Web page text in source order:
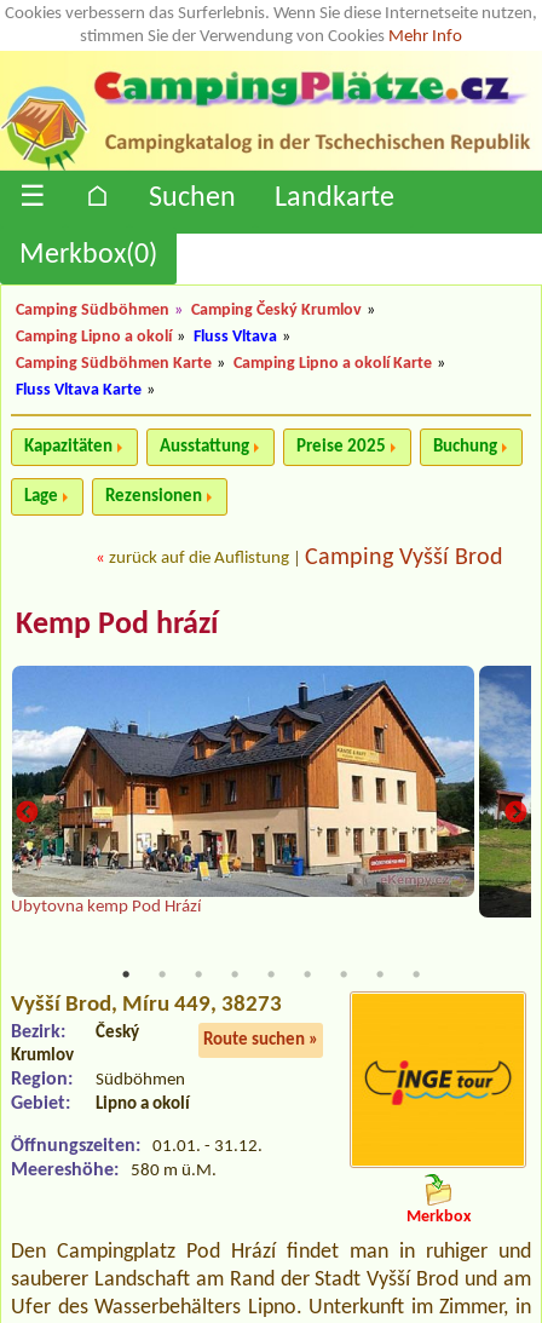
Cookies verbessern das Surferlebnis. Wenn Sie diese Internetseite nutzen,
stimmen Sie der Verwendung von Cookies Mehr Info
☰ ⌂ Suchen
Landkarte
Merkbox(0)
Camping Südböhmen » Camping Český Krumlov »
Camping Lipno a okolí » Fluss Vltava »
Camping Südböhmen Karte » Camping Lipno a okolí Karte »
Fluss Vltava Karte »
Kapazitäten Ausstattung Preise 2025 Buchung
Lage Rezensionen
« zurück auf die Auflistung Camping Vyšší Brod
Kemp Pod hrází
Ubytovna kemp Pod Hrází
Vyšší Brod , Míru 449, 38273
Route suchen »
Bezirk:
Český
Krumlov
Region: Südböhmen
Gebiet: Lipno a okolí
Öffnungszeiten: 01.01. - 31.12.
Meereshöhe: 580 m ü.M.
Merkbox
Den Campingplatz Pod Hrází findet man in ruhiger und
sauberer Landschaft am Rand der Stadt Vyšší Brod und am
Ufer des Wasserbehälters Lipno. Unterkunft im Zimmer, in